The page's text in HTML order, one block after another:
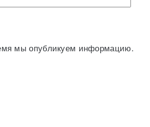
мы опубликуем информацию.